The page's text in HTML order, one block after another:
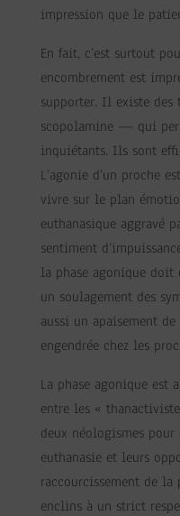
impression que le
En fait, c’est surtout
encombrement est
supporter. Il existe
scopolamine — qui
inquiétants. Ils sont
L’agonie d’un proche
vivre sur le plan
euthanasique aggravé
sentiment
la phase agonique doit
un soulagement des
aussi un apaisement
engendrée chez les
La phase agonique est
entre les «
deux néologismes
euthanasie et leurs
raccourcissement de la
enclins à un strict